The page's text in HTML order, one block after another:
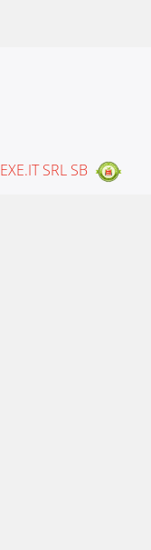
EXE.IT SRL SB